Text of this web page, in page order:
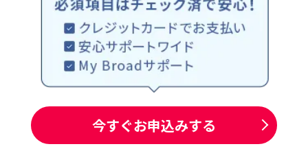
今すぐお申込みする